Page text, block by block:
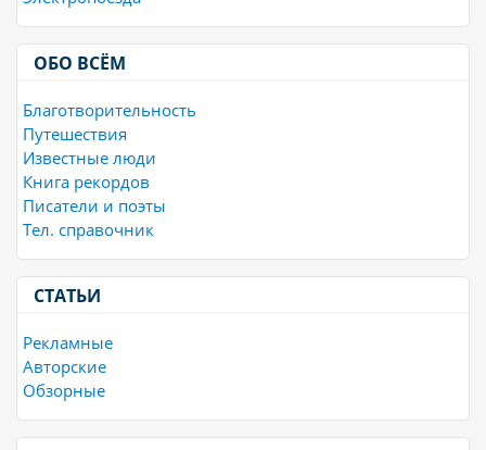
ОБО ВСЁМ
Благотворительность
Путешествия
Известные люди
Книга рекордов
Писатели и поэты
Тел. справочник
СТАТЬИ
Рекламные
Авторские
Обзорные